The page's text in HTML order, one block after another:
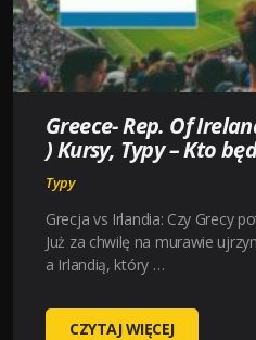
Greece- Rep. Of
) Kursy, Typy – Kto
Typy
Grecja vs Irlandia: Czy Grecy
Już za chwilę na murawie
a Irlandią, który …
GREECE-
CZYTAJ WIĘCEJ